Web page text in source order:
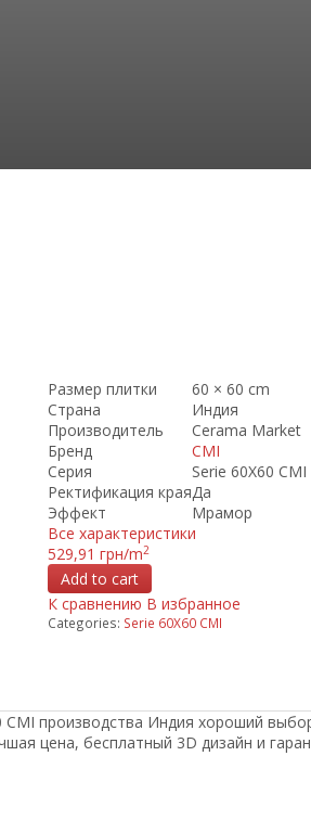
Размер плитки
60 × 60 cm
Страна
Индия
Производитель
Cerama Market
Бренд
CMI
Серия
Serie 60X60 CMI
Ректификация краяДа
Эффект
Мрамор
Все характеристики
529,91 грн/m2
Add to cart
К сравнению В избранное
Categories: Serie 60X60 CMI
производства Индия хороший
цена, бесплатный 3D дизайн и